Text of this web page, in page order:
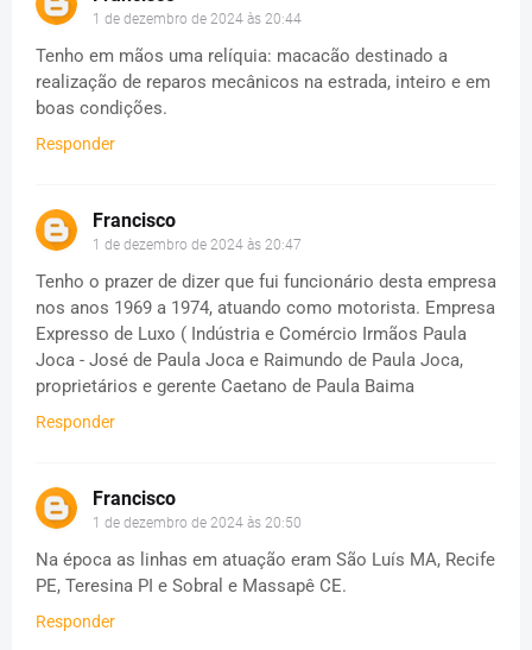
1 de dezembro de 2024 às 20:44
Tenho em mãos uma relíquia: macacão destinado a
realização de reparos mecânicos na estrada, inteiro e em
boas condições.
Responder
Francisco
1 de dezembro de 2024 às 20:47
Tenho o prazer de dizer que fui funcionário desta empresa
nos anos 1969 a 1974, atuando como motorista. Empresa
Expresso de Luxo ( Indústria e Comércio Irmãos Paula
Joca - José de Paula Joca e Raimundo de Paula Joca,
proprietários e gerente Caetano de Paula Baima
Responder
Francisco
1 de dezembro de 2024 às 20:50
Na época as linhas em atuação eram São Luís MA, Recife
PE, Teresina PI e Sobral e Massapê CE.
Responder